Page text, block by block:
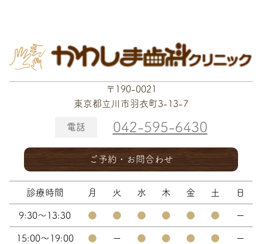
〒190-0021
東京都立川市羽衣町3-13-7
電話 042-595-6430
ご予約・お問合わせ
診療時間 月 火 水 木 金 土 日
9:30～13:30 ● ● ● ● ● ● ー
15:00～19:00 ● ー ● ● ● ● ー